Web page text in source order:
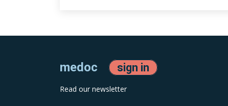
medoc sign in
Read our newsletter